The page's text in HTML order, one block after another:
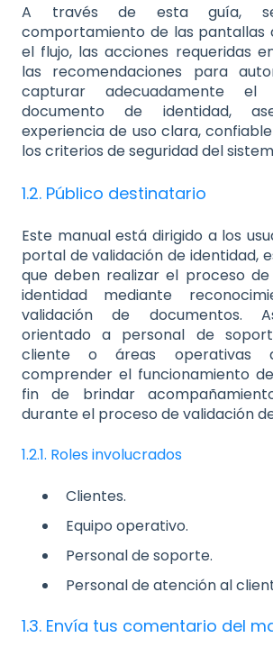
A través de esta guía,
comportamiento de las pantallas
el flujo, las acciones requeridas
las recomendaciones para
capturar adecuadamente
documento de identidad,
experiencia de uso clara,
los criterios de seguridad del
1.2. Público destinatario
Este manual está dirigido a los
portal de validación de identidad,
que deben realizar el proceso
identidad mediante
validación de documentos.
orientado a personal de
cliente o áreas operativas
comprender el funcionamiento
fin de brindar
durante el proceso de validación
1.2.1. Roles involucrados
Clientes.
Equipo operativo.
Personal de soporte.
Personal de atención al
1.3. Envía tus comentario del